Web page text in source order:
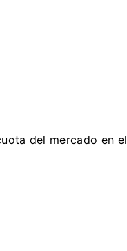
del mercado en el